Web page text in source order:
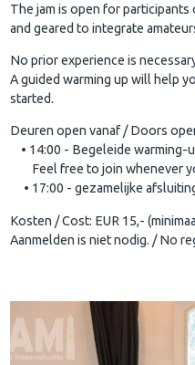
The jam is open for participants
and geared to integrate
No prior experience is
A guided warming up will help
started.
Deuren open vanaf / Doors
• 14:00 - Begeleide warming-
Feel free to join whenever
• 17:00 - gezamelijke
Kosten / Cost: EUR 15,-
Aanmelden is niet nodig. / No